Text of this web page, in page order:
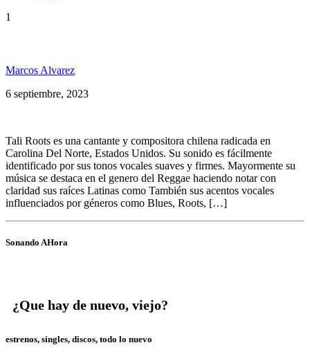
1
Marcos Alvarez
6 septiembre, 2023
Tali Roots es una cantante y compositora chilena radicada en
Carolina Del Norte, Estados Unidos. Su sonido es fácilmente
identificado por sus tonos vocales suaves y firmes. Mayormente su
música se destaca en el genero del Reggae haciendo notar con
claridad sus raíces Latinas como También sus acentos vocales
influenciados por géneros como Blues, Roots, […]
Sonando AHora
¿Que hay de nuevo, viejo?
estrenos, singles, discos, todo lo nuevo